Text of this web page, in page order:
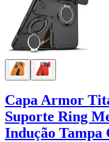
Capa Armor
Suporte Ring
Indução Tampa